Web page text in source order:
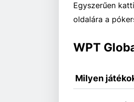
Egyszerűen
oldalára a
WPT
Milyen